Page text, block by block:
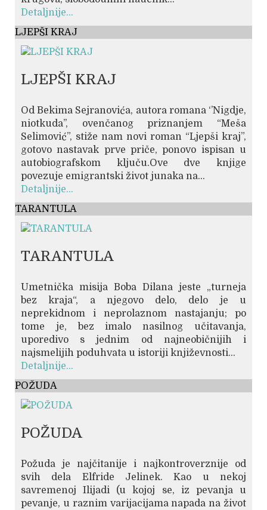
Detaljnije...
LJEPŠI KRAJ
LJEPŠI KRAJ
Od Bekima Sejranovića, autora romana ‘’Nigdje,
niotkuda’’, ovenčanog priznanjem “Meša
Selimović”, stiže nam novi roman “Ljepši kraj”,
gotovo nastavak prve priče, ponovo ispisan u
autobiografskom ključu.Ove dve knjige
povezuje emigrantski život junaka na...
Detaljnije...
TARANTULA
TARANTULA
Umetnička misija Boba Dilana jeste „turneja
bez kraja“, a njegovo delo, delo je u
neprekidnom i neprolaznom nastajanju; po
tome je, bez imalo nasilnog učitavanja,
uporedivo s jednim od najneobičnijih i
najsmelijih poduhvata u istoriji književnosti...
Detaljnije...
POŽUDA
POŽUDA
Požuda je najčitanije i najkontroverznije od
svih dela Elfride Jelinek. Kao u nekoj
savremenoj Ilijadi (u kojoj se, iz pevanja u
pevanje, u raznim varijacijama napada na život